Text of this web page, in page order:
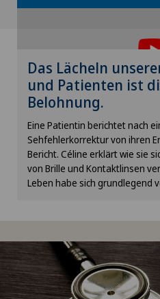
Um Ihnen diesen
Bitte aktivieren Sie die
den Cookie-
Das Lächeln
und Patienten ist
Belohnung.
Eine Patientin berichtet nach
Sehfehlerkorrektur von ihren
Bericht. Céline erklärt wie sie
von Brille und Kontaktlinsen
Leben habe sich grundlegend